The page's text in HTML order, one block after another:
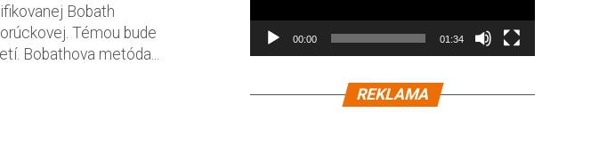
Bobath
Témou bude
Bobathova metóda...
00:00 01:34
REKLAMA